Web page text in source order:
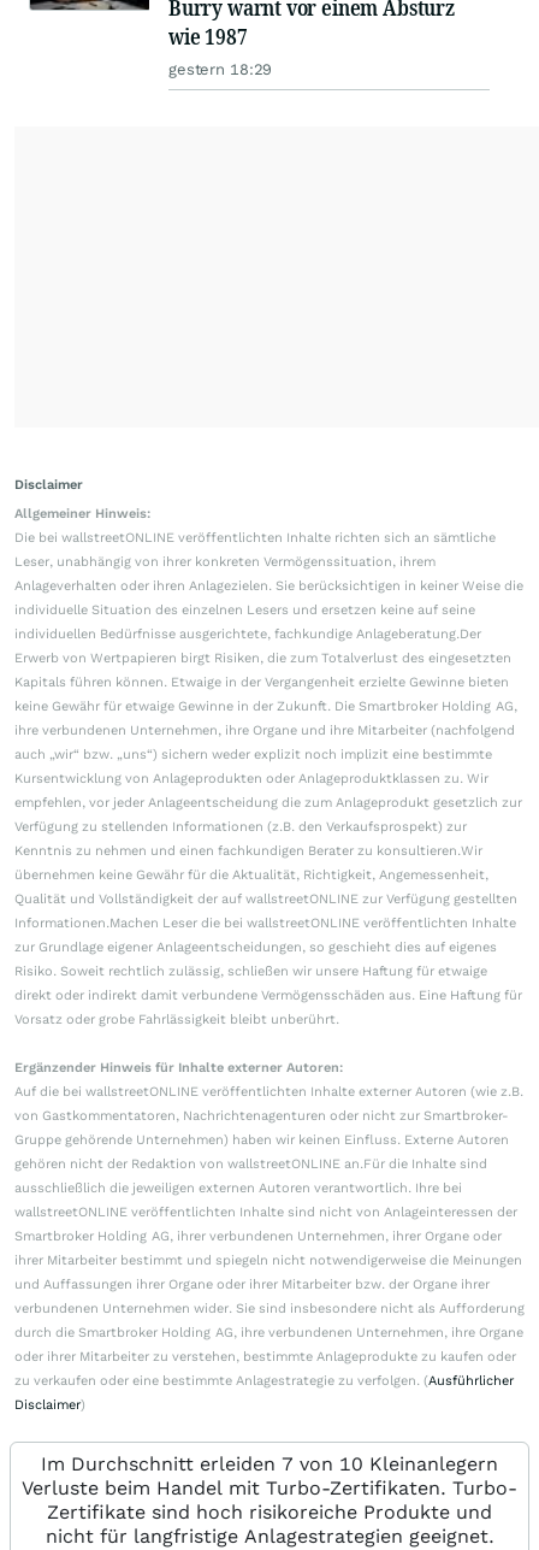
Burry warnt vor einem Absturz
wie 1987
gestern 18:29
Disclaimer
Allgemeiner Hinweis:
Die bei wallstreetONLINE veröffentlichten Inhalte richten sich an sämtliche
Leser, unabhängig von ihrer konkreten Vermögenssituation, ihrem
Anlageverhalten oder ihren Anlagezielen. Sie berücksichtigen in keiner Weise die
individuelle Situation des einzelnen Lesers und ersetzen keine auf seine
individuellen Bedürfnisse ausgerichtete, fachkundige Anlageberatung.Der
Erwerb von Wertpapieren birgt Risiken, die zum Totalverlust des eingesetzten
Kapitals führen können. Etwaige in der Vergangenheit erzielte Gewinne bieten
keine Gewähr für etwaige Gewinne in der Zukunft. Die Smartbroker Holding AG,
ihre verbundenen Unternehmen, ihre Organe und ihre Mitarbeiter (nachfolgend
auch „wir“ bzw. „uns“) sichern weder explizit noch implizit eine bestimmte
Kursentwicklung von Anlageprodukten oder Anlageproduktklassen zu. Wir
empfehlen, vor jeder Anlageentscheidung die zum Anlageprodukt gesetzlich zur
Verfügung zu stellenden Informationen (z.B. den Verkaufsprospekt) zur
Kenntnis zu nehmen und einen fachkundigen Berater zu konsultieren.Wir
übernehmen keine Gewähr für die Aktualität, Richtigkeit, Angemessenheit,
Qualität und Vollständigkeit der auf wallstreetONLINE zur Verfügung gestellten
Informationen.Machen Leser die bei wallstreetONLINE veröffentlichten Inhalte
zur Grundlage eigener Anlageentscheidungen, so geschieht dies auf eigenes
Risiko. Soweit rechtlich zulässig, schließen wir unsere Haftung für etwaige
direkt oder indirekt damit verbundene Vermögensschäden aus. Eine Haftung für
Vorsatz oder grobe Fahrlässigkeit bleibt unberührt.
Ergänzender Hinweis für Inhalte externer Autoren:
Auf die bei wallstreetONLINE veröffentlichten Inhalte externer Autoren (wie z.B.
von Gastkommentatoren, Nachrichtenagenturen oder nicht zur Smartbroker-
Gruppe gehörende Unternehmen) haben wir keinen Einfluss. Externe Autoren
gehören nicht der Redaktion von wallstreetONLINE an.Für die Inhalte sind
ausschließlich die jeweiligen externen Autoren verantwortlich. Ihre bei
wallstreetONLINE veröffentlichten Inhalte sind nicht von Anlageinteressen der
Smartbroker Holding AG, ihrer verbundenen Unternehmen, ihrer Organe oder
ihrer Mitarbeiter bestimmt und spiegeln nicht notwendigerweise die Meinungen
und Auffassungen ihrer Organe oder ihrer Mitarbeiter bzw. der Organe ihrer
verbundenen Unternehmen wider. Sie sind insbesondere nicht als Aufforderung
durch die Smartbroker Holding AG, ihre verbundenen Unternehmen, ihre Organe
oder ihrer Mitarbeiter zu verstehen, bestimmte Anlageprodukte zu kaufen oder
zu verkaufen oder eine bestimmte Anlagestrategie zu verfolgen. (Ausführlicher
Disclaimer)
Im Durchschnitt erleiden 7 von 10 Kleinanlegern
Verluste beim Handel mit Turbo-Zertifikaten. Turbo-
Zertifikate sind hoch risikoreiche Produkte und
nicht für langfristige Anlagestrategien geeignet.